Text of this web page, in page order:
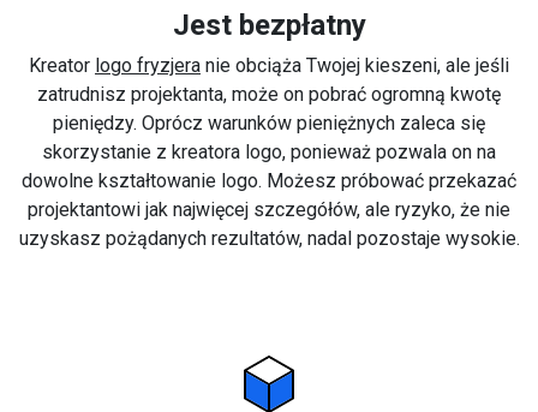
Jest bezpłatny
Kreator logo fryzjera nie obciąża Twojej kieszeni, ale jeśli
zatrudnisz projektanta, może on pobrać ogromną kwotę
pieniędzy. Oprócz warunków pieniężnych zaleca się
skorzystanie z kreatora logo, ponieważ pozwala on na
dowolne kształtowanie logo. Możesz próbować przekazać
projektantowi jak najwięcej szczegółów, ale ryzyko, że nie
uzyskasz pożądanych rezultatów, nadal pozostaje wysokie.